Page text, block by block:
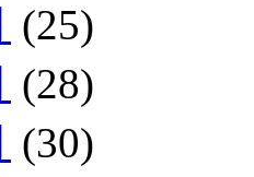
(25)
(28)
(30)